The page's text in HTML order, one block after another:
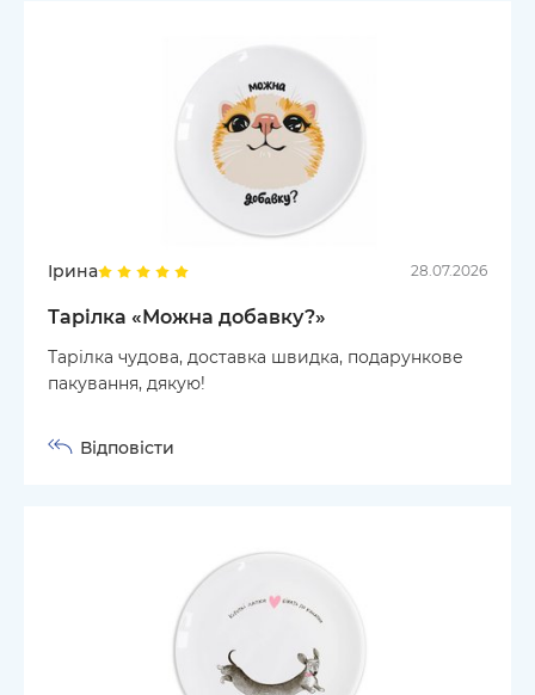
Ірина 28.07.2026
Тарілка «Можна добавку?»
Тарілка чудова, доставка швидка, подарункове
пакування, дякую!
Відповісти